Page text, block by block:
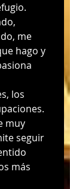
me
hago y
los
muy
seguir
más